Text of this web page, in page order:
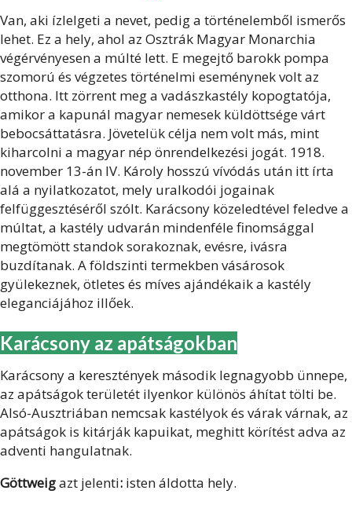
Van, aki ízlelgeti a nevet, pedig a történelemből ismerős
lehet. Ez a hely, ahol az Osztrák Magyar Monarchia
végérvényesen a múlté lett. E megejtő barokk pompa
szomorú és végzetes történelmi eseménynek volt az
otthona. Itt zörrent meg a vadászkastély kopogtatója,
amikor a kapunál magyar nemesek küldöttsége várt
bebocsáttatásra. Jövetelük célja nem volt más, mint
kiharcolni a magyar nép önrendelkezési jogát. 1918.
november 13-án IV. Károly hosszú vívódás után itt írta
alá a nyilatkozatot, mely uralkodói jogainak
felfüggesztéséről szólt. Karácsony közeledtével feledve a
múltat, a kastély udvarán mindenféle finomsággal
megtömött standok sorakoznak, evésre, ivásra
buzdítanak. A földszinti termekben vásárosok
gyülekeznek, ötletes és míves ajándékaik a kastély
eleganciájához illőek.
Karácsony az apátságokban
Karácsony a keresztények második legnagyobb ünnepe,
az apátságok területét ilyenkor különös áhítat tölti be.
Alsó-Ausztriában nemcsak kastélyok és várak várnak, az
apátságok is kitárják kapuikat, meghitt körítést adva az
adventi hangulatnak.
Göttweigazt jelenti: isten áldotta hely.